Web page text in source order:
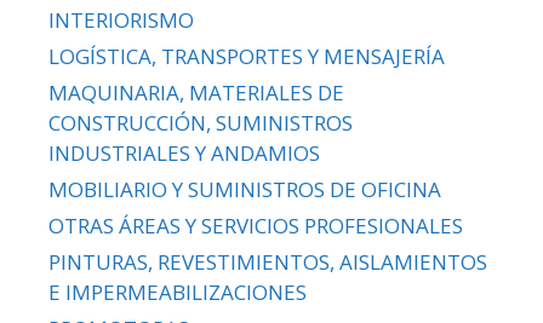
INTERIORISMO
LOGÍSTICA, TRANSPORTES Y MENSAJERÍA
MAQUINARIA, MATERIALES DE
CONSTRUCCIÓN, SUMINISTROS
INDUSTRIALES Y ANDAMIOS
MOBILIARIO Y SUMINISTROS DE OFICINA
OTRAS ÁREAS Y SERVICIOS PROFESIONALES
PINTURAS, REVESTIMIENTOS, AISLAMIENTOS
E IMPERMEABILIZACIONES